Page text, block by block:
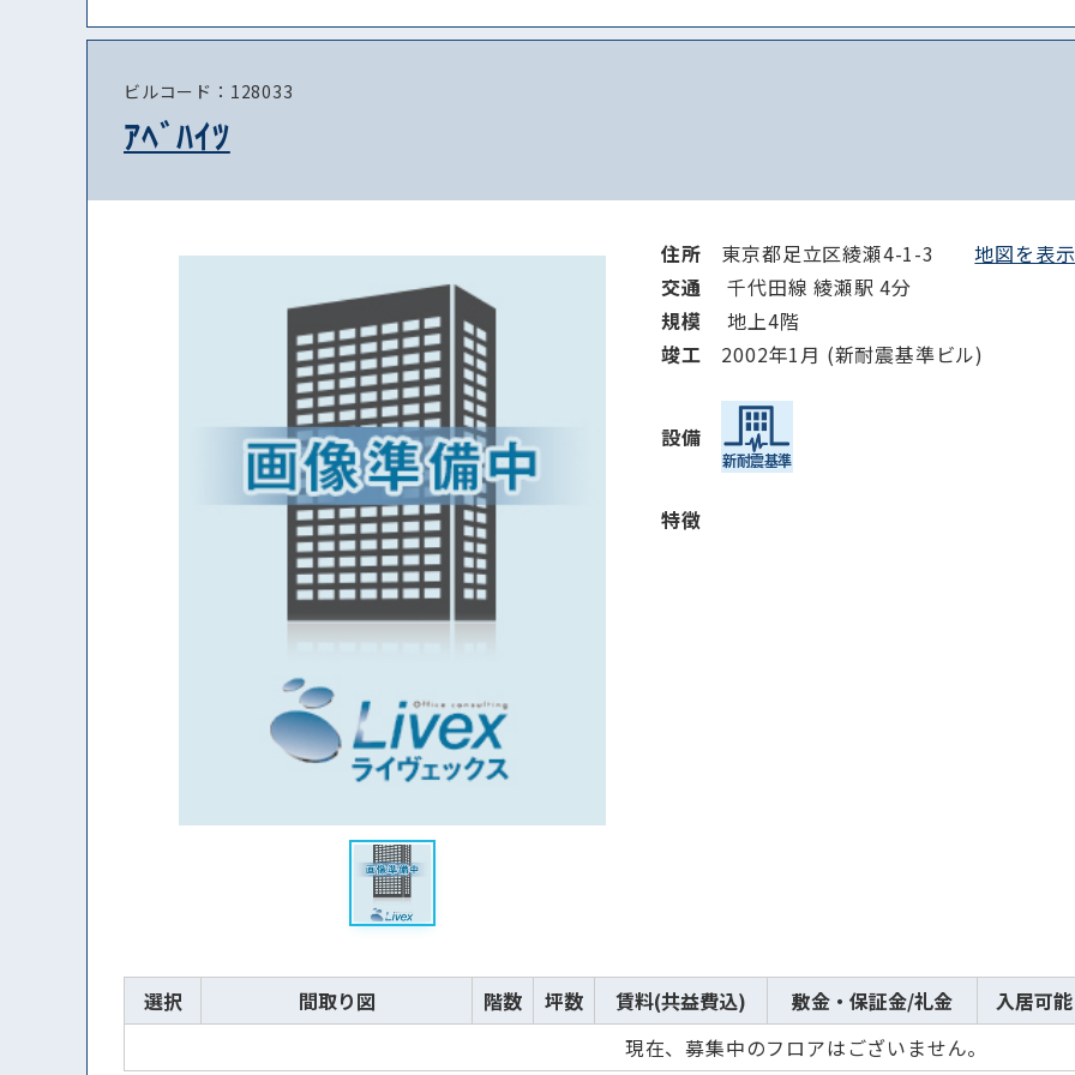
ビルコード：128033
ｱﾍﾞﾊｲﾂ
住所 東京都足立区綾瀬4-1-3地図を表
交通
千代田線 綾瀬駅 4分
規模
地上4階
竣⼯ 2002年1月 (新耐震基準ビル)
設備
特徴
選択 間取り図 階数 坪数 賃料(共益費込) 敷金・保証金/礼金
入居可
現在、募集中のフロアはございません。